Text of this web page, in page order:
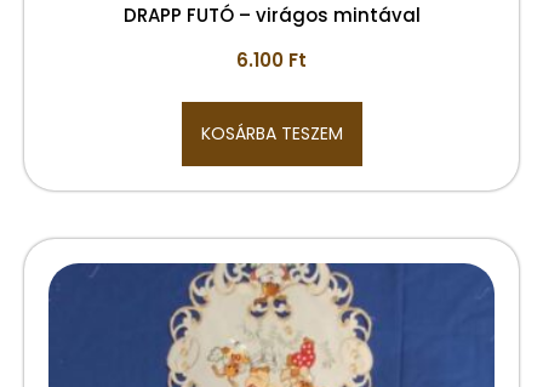
DRAPP FUTÓ – virágos mintával
6.100 Ft
KOSÁRBA TESZEM